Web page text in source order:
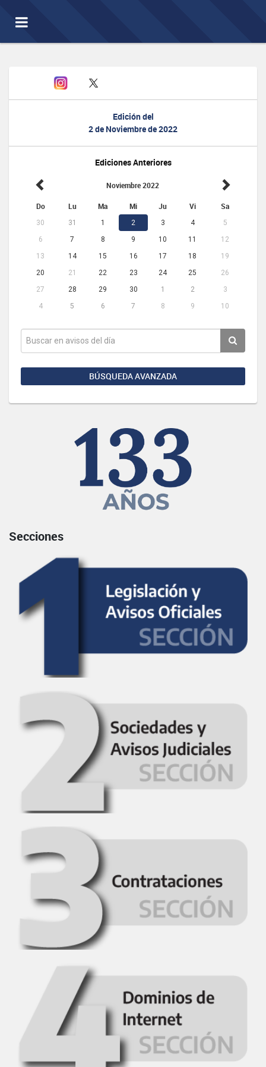
Toggle
navigation
Edición del
2 de Noviembre de 2022
Ediciones Anteriores
Noviembre 2022
Do Lu Ma Mi Ju Vi Sa
30 31 1 2 3 4
5
6
7 8 9 10 11
12
13
14 15 16 17 18
19
20
21 22 23 24 25
26
27
28 29 30 1 2
3
4
5 6 7 8 9 10
BÚSQUEDA AVANZADA
Secciones